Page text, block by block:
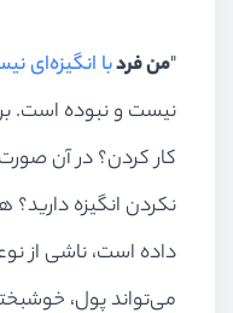
"من فردبا انگیزه‌ای
نیست و نبوده است.
کار کردن؟ در آن
نکردن انگیزه
داده است، ناشی از
می‌تواند پول،